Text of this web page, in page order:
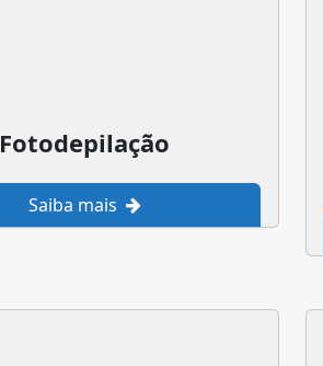
Fotodepilação
Saiba mais